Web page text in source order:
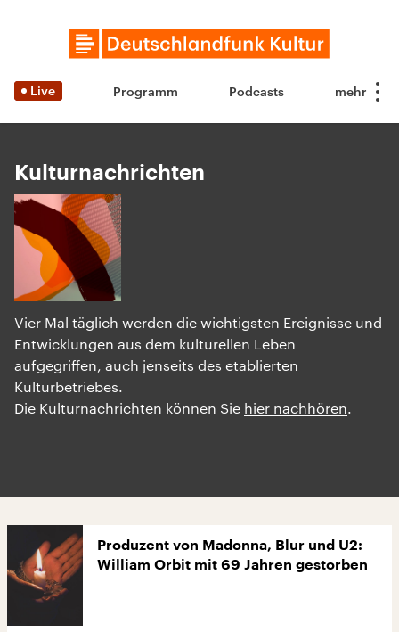
Live Programm Podcasts
Kulturnachrichten
Vier Mal täglich werden die wichtigsten Ereignisse und
Entwicklungen aus dem kulturellen Leben
aufgegriffen, auch jenseits des etablierten
Kulturbetriebes.
Die Kulturnachrichten können Sie hier nachhören.
Produzent von Madonna, Blur und U2:
William Orbit mit 69 Jahren gestorben